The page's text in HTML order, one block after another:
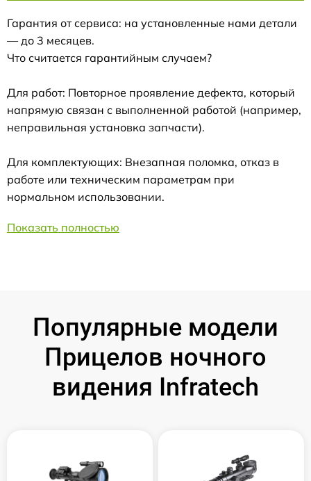
Гарантия от сервиса: на установленные нами детали
— до 3 месяцев.
Что считается гарантийным случаем?
Для работ: Повторное проявление дефекта, который
напрямую связан с выполненной работой (например,
неправильная установка запчасти).
Для комплектующих: Внезапная поломка, отказ в
работе или техническим параметрам при
нормальном использовании.
Показать полностью
Популярные модели
Прицелов ночного
видения Infratech